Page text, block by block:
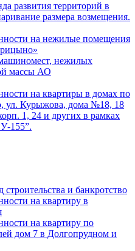
развития территорий в
размера возмещения.
на нежилые помещения
нежилых
массы АО
на квартиры в домах по
ул. Курыжова, дома №18, 18
1, 24 и других в рамках
155”.
и банкротство
на квартиру в
на квартиру по
дом 7 в Долгопрудном и